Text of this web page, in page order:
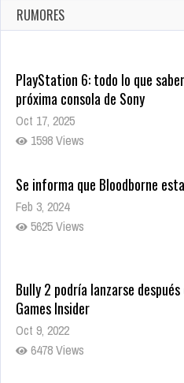
Ago 8, 2021
9998 Views
RUMORES
PlayStation 6: todo lo que
próxima consola de Sony
Oct 17, 2025
1598 Views
Se informa que Bloodborne
Feb 3, 2024
5625 Views
Bully 2 podría lanzarse
Games Insider
Oct 9, 2022
6478 Views